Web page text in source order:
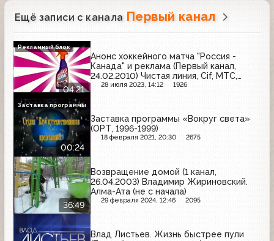
Ещё записи с канала Первый канал
04:21
Анонс хоккейного матча "Россия -
Канада" и реклама (Первый канал,
24.02.2010) Чистая линия, Cif, МТС,
Nurofen, Брук Бонд, Л'Этуаль, Green
28 июля 2023, 14:12 1926
Рекламный блок
00:24
Заставка программы «Вокруг света»
(ОРТ, 1996-1999)
18 февраля 2021, 20:30 2675
Заставка программы
36:49
Возвращение домой (1 канал,
26.04.2003) Владимир Жириновский.
Алма-Ата (не с начала)
29 февраля 2024, 12:46 2095
Влад Листьев. Жизнь быстрее пули